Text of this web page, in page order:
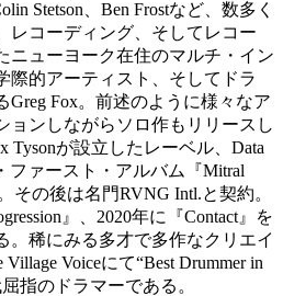
Stetson、Ben Frostなど、数多く
レコーディング、そしてレコー
ニューヨーク在住のマルチ・イン
際的アーティスト、そしてドラ
Greg Fox。前述のように様々なア
ョンしながらソロ作もリリースし
Tysonが設立したレーベル、Data
ファースト・アルバム『Mitral
その後は名門RVNG Intl.と契約。
』、2020年に『Contact』を
。稀にみる多才で多作なクリエイ
Voiceにて“Best Drummer in
指のドラマーである。